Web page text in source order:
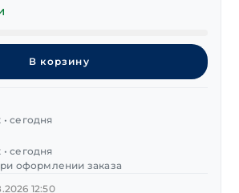
В корзину
сегодня
сегодня
оформлении заказа
12:50